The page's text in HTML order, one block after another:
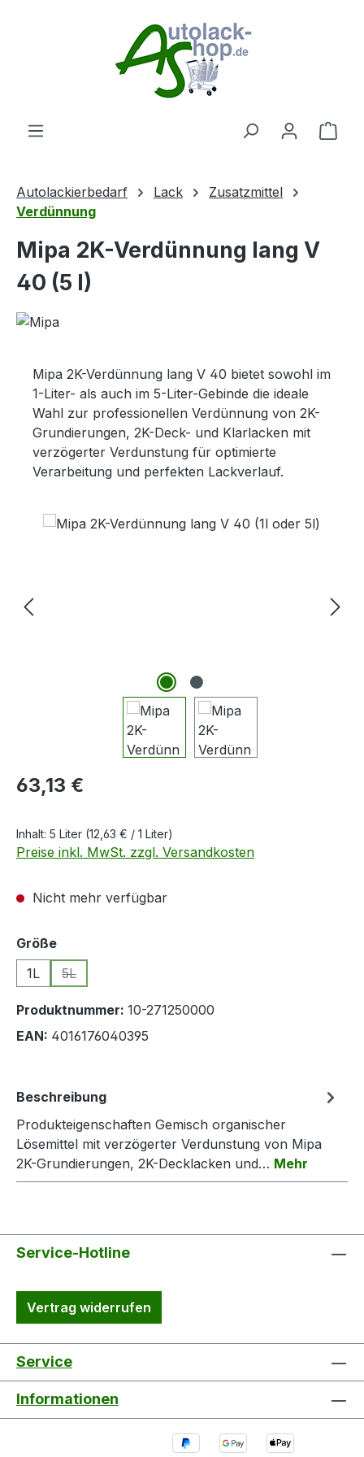
Autolackierbedarf Lack
Zusatzmittel
Verdünnung
Mipa 2K-Verdünnung lang V
40 (5 l)
Mipa 2K-Verdünnung lang V 40 bietet sowohl im
1-Liter- als auch im 5-Liter-Gebinde die ideale
Wahl zur professionellen Verdünnung von 2K-
Grundierungen, 2K-Deck- und Klarlacken mit
verzögerter Verdunstung für optimierte
Verarbeitung und perfekten Lackverlauf.
Bildergalerie überspringen
Regulärer Preis:
63,13 €
Inhalt: 5 Liter (12,63 € / 1 Liter)
Preise inkl. MwSt. zzgl. Versandkosten
Nicht mehr verfügbar
Größeauswählen
1L
5L
(Diese Option ist zurzeit nicht verfügbar.)
Produktnummer: 10-271250000
EAN: 4016176040395
Beschreibung
Produkteigenschaften Gemisch organischer
Lösemittel mit verzögerter Verdunstung von Mipa
2K-Grundierungen, 2K-Decklacken und… Mehr
Service-Hotline
Vertrag widerrufen
Service
Informationen